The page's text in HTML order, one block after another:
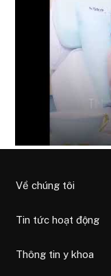
Về chúng tôi
Tin tức hoạt động
Thông tin y khoa